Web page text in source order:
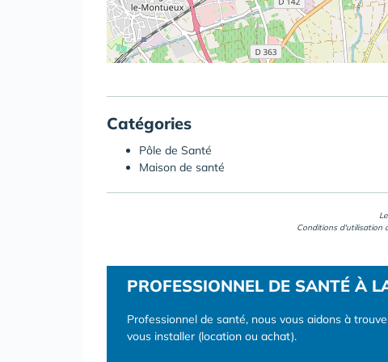
Catégories
Pôle de Santé
Maison de santé
Conditions d'utilisation
PROFESSIONNEL DE SANTÉ À
Professionnel de santé, nous vous aidons à
vous installer (location ou achat).